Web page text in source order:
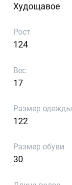
Худощавое
Рост
124
Вес
17
Размер одежды
122
Размер обуви
30